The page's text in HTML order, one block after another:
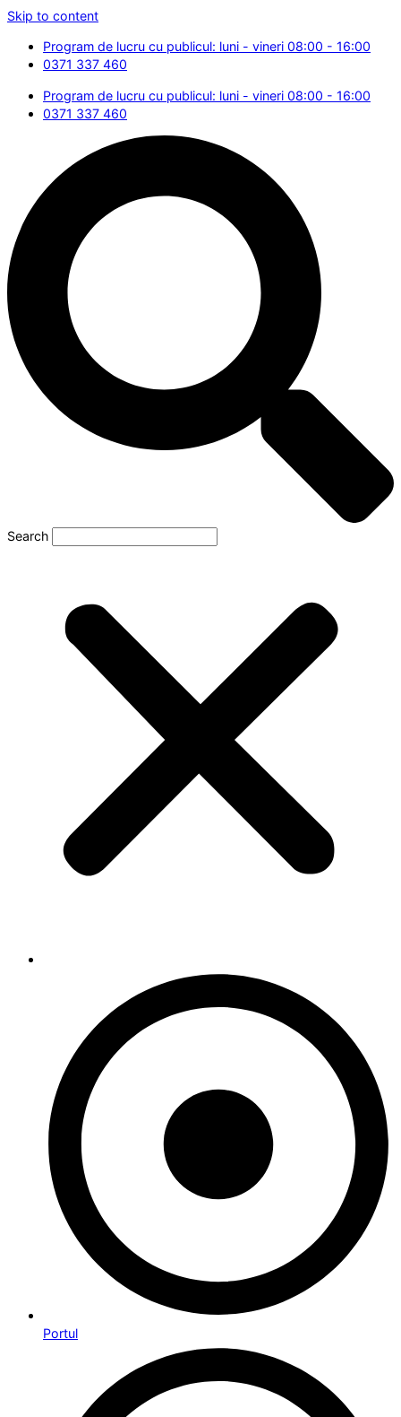
Skip to content
Program de lucru cu publicul: luni - vineri 08:00 - 16:00
0371 337 460
Program de lucru cu publicul: luni - vineri 08:00 - 16:00
0371 337 460
Search
Portul